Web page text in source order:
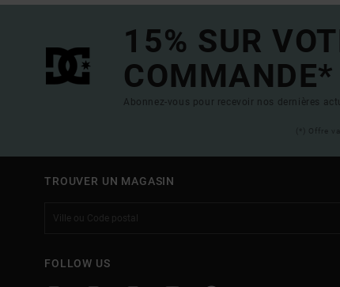
15% SUR
COMMANDE*
Abonnez-vous pour recevoir nos dernières
(*) Offre
TROUVER UN MAGASIN
FOLLOW US